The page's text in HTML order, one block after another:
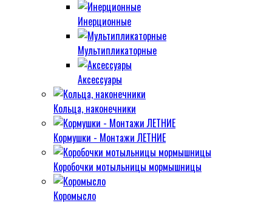
Инерционные
Мультипликаторные
Аксессуары
Кольца, наконечники
Кормушки - Монтажи ЛЕТНИЕ
Коробочки мотыльницы мормышницы
Коромысло